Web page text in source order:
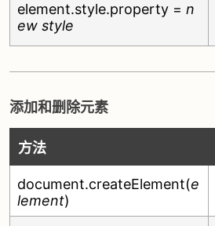
element.style.property = n
ew style
添加和删除元素
方法
document.createElement(e
lement)